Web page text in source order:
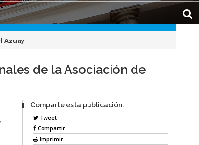
Azuay
de la Asociación de
Comparte esta publicación:
Tweet
Compartir
Imprimir